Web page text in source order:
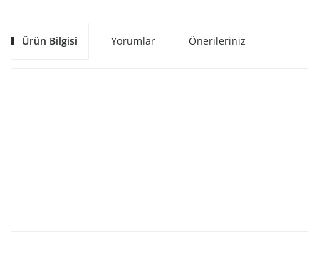
Ürün Bilgisi Yorumlar Önerileriniz